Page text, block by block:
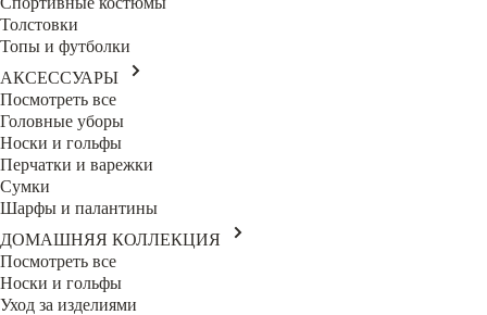
Толстовки
Топы и футболки
АКСЕССУАРЫ
Посмотреть все
Головные уборы
Носки и гольфы
Перчатки и варежки
Сумки
Шарфы и палантины
ДОМАШНЯЯ КОЛЛЕКЦИЯ
Посмотреть все
Носки и гольфы
Уход за изделиями